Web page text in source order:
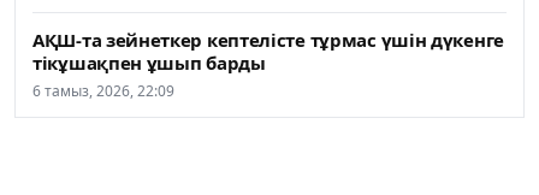
АҚШ-та зейнеткер кептелісте тұрмас үшін дүкенге
тікұшақпен ұшып барды
6 тамыз, 2026, 22:09